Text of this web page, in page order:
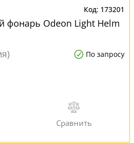
173201
фонарь Odeon Light Helm
По запросу